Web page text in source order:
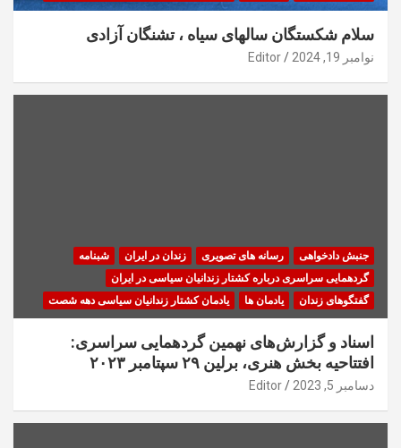
سلام شکستگان سالهای سیاه ، تشنگان آزادی
نوامبر 19, 2024 Editor
جنبش دادخواهی رسانه های تصویری زندان در ایران
شبنامه
گردهمایی سراسری درباره کشتار زندانیان سیاسی در ایران
گفتگوهای زندان
یادمان ها یادمان کشتار زندانیان سیاسی دهه شصت
اسناد و گزارش‌های نهمین گردهمایی سراسری:
افتتاحیه بخش هنری، برلین ۲۹ سپتامبر ۲۰۲۳
دسامبر 5, 2023 Editor